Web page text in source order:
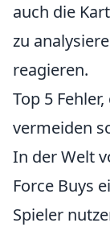
auch die
zu
reagieren.
Top 5
vermeiden
In der Welt
Force Buys
Spieler